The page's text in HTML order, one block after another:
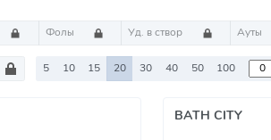
Фолы Уд. в створ Ауты
5 10 15 20 30 40 50 100
BATH CITY